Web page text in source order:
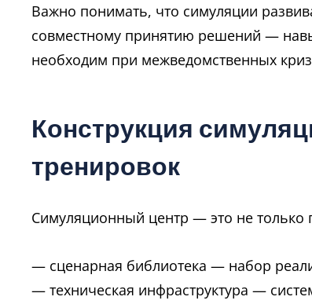
Важно понимать, что симуляции
совместному принятию решений —
необходим при межведомственных
Конструкция
тренировок
Симуляционный центр — это не
— сценарная библиотека — набор
— техническая инфраструктура —